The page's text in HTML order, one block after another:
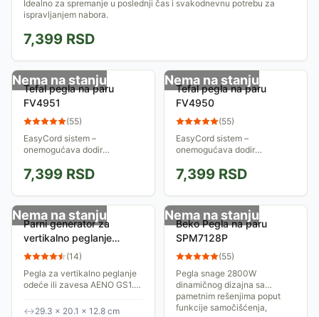
Idealno za spremanje u poslednji čas i svakodnevnu potrebu za
ispravljanjem nabora.
7,399 RSD
Nema na stanju
Tefal pegla na paru
FV4951
(55)
EasyCord sistem –
onemogućava dodir
koju peglate. Automatsko
isključivanje - 8 min u
uspravnom položaju, 30
sekundi ako...
7,399 RSD
Nema na stanju
Tefal pegla na paru
FV4950
(55)
EasyCord sistem –
onemogućava dodir
koju peglate. Sistem protiv
kamenca
7,399 RSD
Nema na stanju
Parni generator za
vertikalno peglanje
odeće Aeno GS1
(14)
Pegla za vertikalno peglanje
odeće ili zavesa AENO GS1.
efikasno ispravlja i
↔29.3 × 20.1 × 12.8 cm
Nema na stanju
Beko Pegla na paru
SPM7128P
(55)
Pegla snage 2800W
dinamičnog dizajna sa
pametnim rešenjima poput
funkcije samočišćenja,